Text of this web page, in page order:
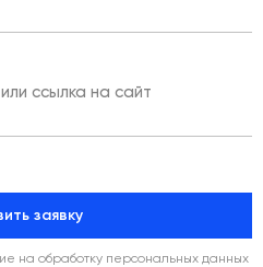
заявку
на обработку персональных данных